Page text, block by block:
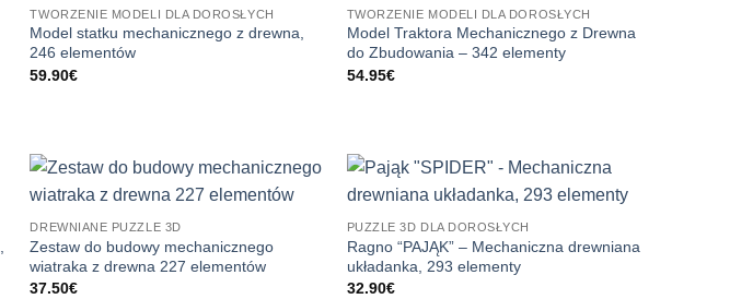
TWORZENIE MODELI DLA DOROSŁYCH
Model statku mechanicznego z drewna,
246 elementów
59.90€
TWORZENIE MODELI DLA DOROSŁYCH
Model Traktora Mechanicznego z Drewna
do Zbudowania – 342 elementy
54.95€
DREWNIANE PUZZLE 3D
Zestaw do budowy mechanicznego
wiatraka z drewna 227 elementów
37.50€
PUZZLE 3D DLA DOROSŁYCH
Ragno “PAJĄK” – Mechaniczna drewniana
układanka, 293 elementy
32.90€